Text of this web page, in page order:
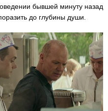
бывшей минуту назад
до глубины души.